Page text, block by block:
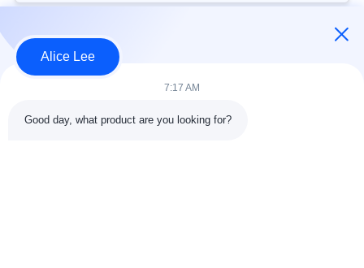
Beliebte Kategorien
Stahlkonstruktionsbau
Werkstatt
Alice Lee
7:17 AM
Good day, what product are you looking for?